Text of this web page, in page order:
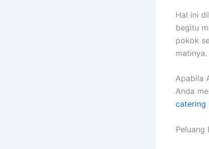
Hal ini
begitu
pokok
matinya.
Apabila
Anda
catering
Peluang